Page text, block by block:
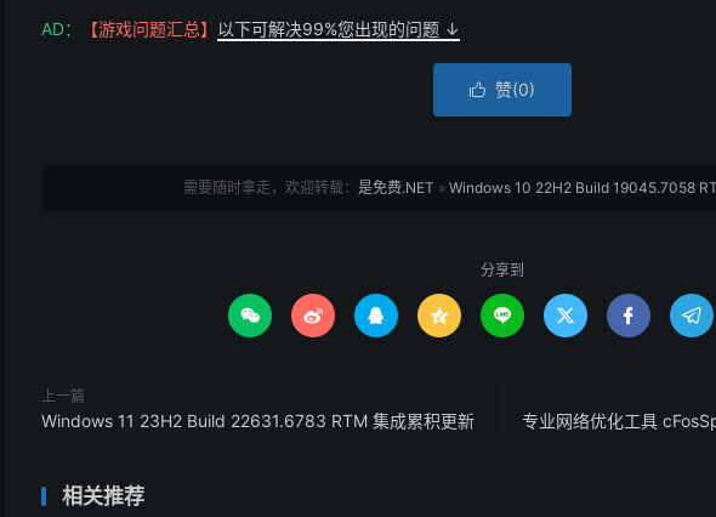
AD： 【游戏问题汇总】 以下可解决99%您出现的问题 ↓
 赞(0)
需要随时拿走，欢迎转载： 是免费.NET » Windows 10 22H2 Build 19045.7058
分享到
       
上一篇
Windows 11 23H2 Build 22631.6783 RTM 集成累积更新 专业网络优化工具
相关推荐